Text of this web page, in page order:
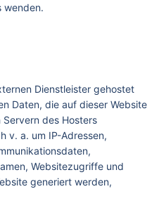
wenden.
Dienstleister gehostet
Daten, die auf dieser Website
des Hosters
v. a. um IP-Adressen,
Websitezugriffe und
generiert werden,